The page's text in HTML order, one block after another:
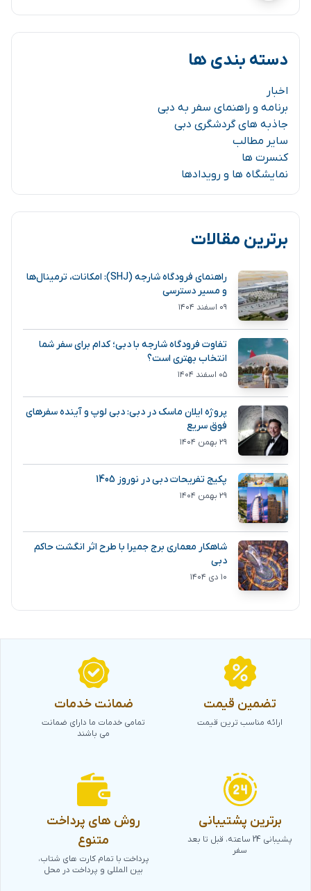
دسته بندی ها
اخبار
برنامه و راهنمای سفر به دبی
جاذبه های گردشگری دبی
سایر مطالب
کنسرت ها
نمایشگاه ها و رویدادها
برترین مقالات
راهنمای فرودگاه شارجه (SHJ): امکانات، ترمینال‌ها
و مسیر دسترسی
۰۹ اسفند ۱۴۰۴
تفاوت فرودگاه شارجه با دبی؛ کدام برای سفر شما
انتخاب بهتری است؟
۰۵ اسفند ۱۴۰۴
پروژه ایلان ماسک در دبی: دبی لوپ و آینده سفرهای
فوق سریع
۲۹ بهمن ۱۴۰۴
پکیج تفریحات دبی در نوروز 1405
۲۹ بهمن ۱۴۰۴
شاهکار معماری برج جمیرا با طرح اثر انگشت حاکم
دبی
۱۰ دی ۱۴۰۴
تضمین قیمت
ارائه مناسب ترین قیمت
ضمانت خدمات
تمامی خدمات ما دارای ضمانت
می باشند
برترین پشتیبانی
پشیبانی 24 ساعته، قبل تا بعد
سفر
روش های پرداخت
متنوع
پرداخت با تمام کارت های شتاب،
بین المللی و پرداخت در محل